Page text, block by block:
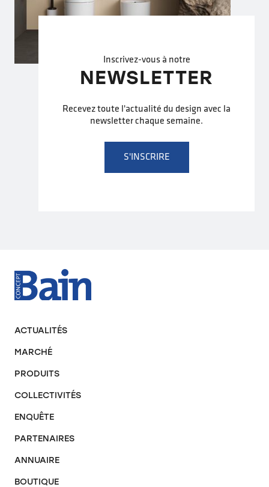
Inscrivez-vous à notre
NEWSLETTER
Recevez toute l'actualité du design avec la
newsletter chaque semaine.
S'INSCRIRE
ACTUALITÉS
MARCHÉ
PRODUITS
COLLECTIVITÉS
ENQUÊTE
PARTENAIRES
ANNUAIRE
BOUTIQUE